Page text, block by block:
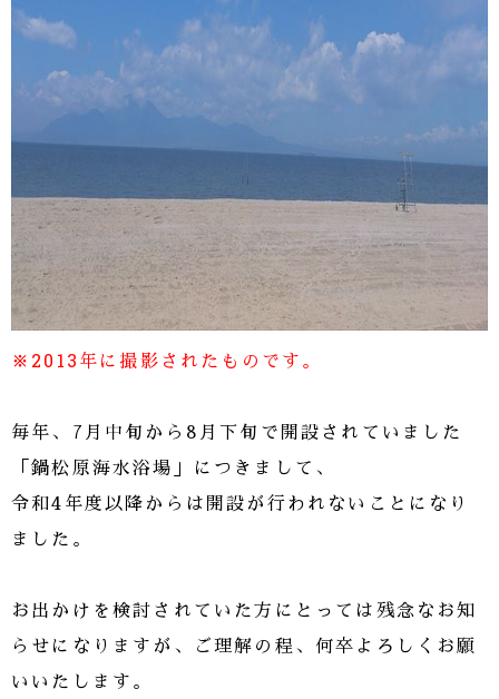
※2013年に撮影されたものです。
毎年、7月中旬から8月下旬で開設されていました
「鍋松原海水浴場」につきまして、
令和4年度以降からは開設が行われないことになり
ました。
お出かけを検討されていた方にとっては残念なお知
らせになりますが、ご理解の程、何卒よろしくお願
いいたします。